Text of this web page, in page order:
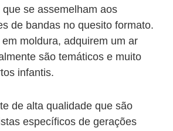
se assemelham aos
de bandas no quesito formato.
moldura, adquirem um ar
são temáticos e muito
infantis.
de alta qualidade que são
específicos de gerações